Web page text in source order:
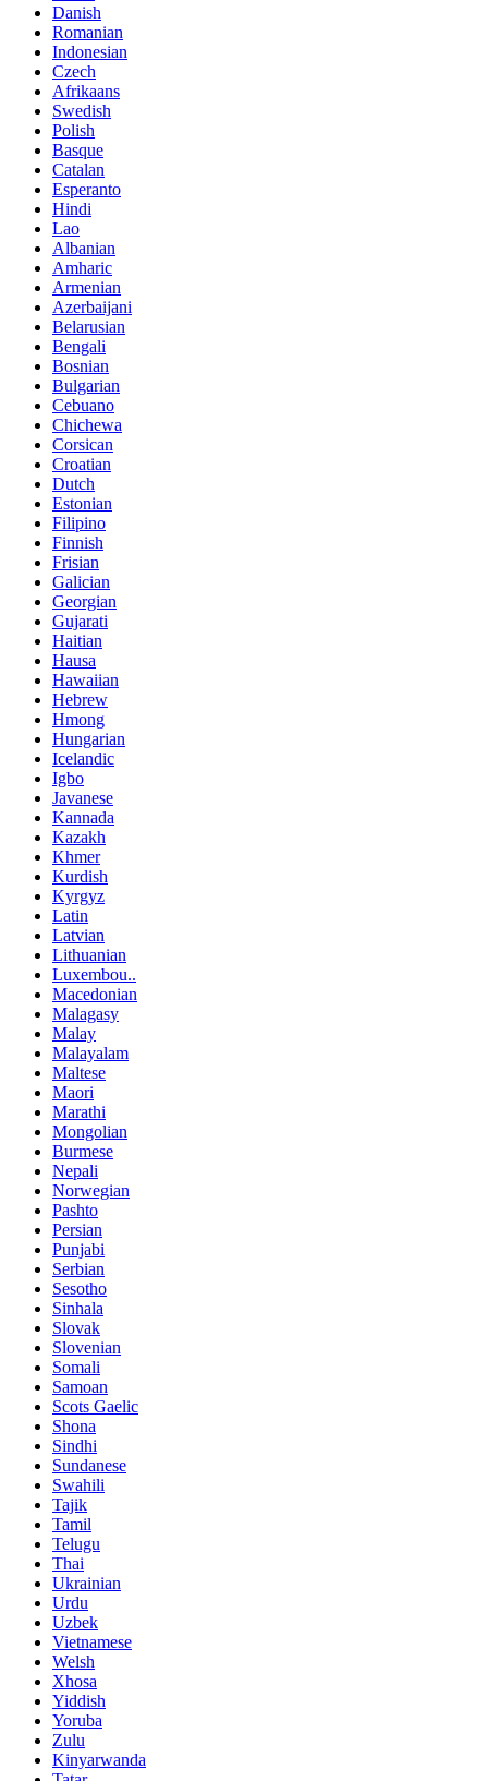
Danish
Romanian
Indonesian
Czech
Afrikaans
Swedish
Polish
Basque
Catalan
Esperanto
Hindi
Lao
Albanian
Amharic
Armenian
Azerbaijani
Belarusian
Bengali
Bosnian
Bulgarian
Cebuano
Chichewa
Corsican
Croatian
Dutch
Estonian
Filipino
Finnish
Frisian
Galician
Georgian
Gujarati
Haitian
Hausa
Hawaiian
Hebrew
Hmong
Hungarian
Icelandic
Igbo
Javanese
Kannada
Kazakh
Khmer
Kurdish
Kyrgyz
Latin
Latvian
Lithuanian
Luxembou..
Macedonian
Malagasy
Malay
Malayalam
Maltese
Maori
Marathi
Mongolian
Burmese
Nepali
Norwegian
Pashto
Persian
Punjabi
Serbian
Sesotho
Sinhala
Slovak
Slovenian
Somali
Samoan
Scots Gaelic
Shona
Sindhi
Sundanese
Swahili
Tajik
Tamil
Telugu
Thai
Ukrainian
Urdu
Uzbek
Vietnamese
Welsh
Xhosa
Yiddish
Yoruba
Zulu
Kinyarwanda